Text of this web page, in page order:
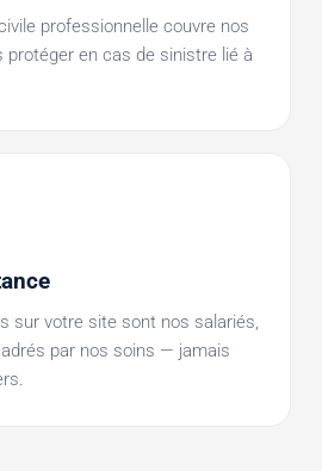
professionnelle couvre nos
protéger en cas de sinistre lié à
sur votre site sont nos salariés,
par nos soins — jamais